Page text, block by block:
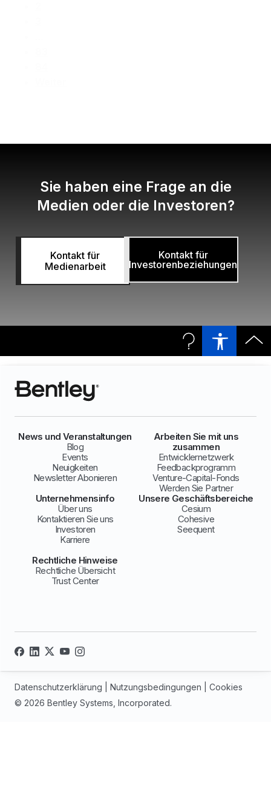
Sie haben eine Frage an die
Medien oder die Investoren?
Kontakt für
Medienarbeit
Kontakt für
Investorenbeziehungen
News und Veranstaltungen
Blog
Events
Neuigkeiten
Newsletter Abonieren
Arbeiten Sie mit uns
zusammen
Entwicklernetzwerk
Feedbackprogramm
Venture-Capital-Fonds
Werden Sie Partner
Unternehmensinfo
Über uns
Kontaktieren Sie uns
Investoren
Karriere
Unsere Geschäftsbereiche
Cesium
Cohesive
Seequent
Rechtliche Hinweise
Rechtliche Übersicht
Trust Center
© 2026 Bentley Systems, Incorporated.
Datenschutzerklärung Nutzungsbedingungen Cookies